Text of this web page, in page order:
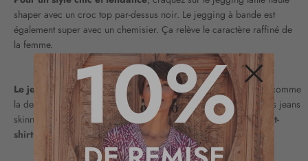
shaper avec un croc top par-dessus noir. Le jegging à bande est
également super avec un chemisier. Ça relève le caractère raffiné de
la femme.
Le jean skinny noir
avec une blouse ample d’un esprit naturel comme
la dentelle vous donne un style décontracté sans être négligé. Les jeans
skinny et slim taille haute ou basse vont bien avecun top ou un t-
shirt prêt du corps en y rajoutant un bomber au-dessus.
Fermer
10%